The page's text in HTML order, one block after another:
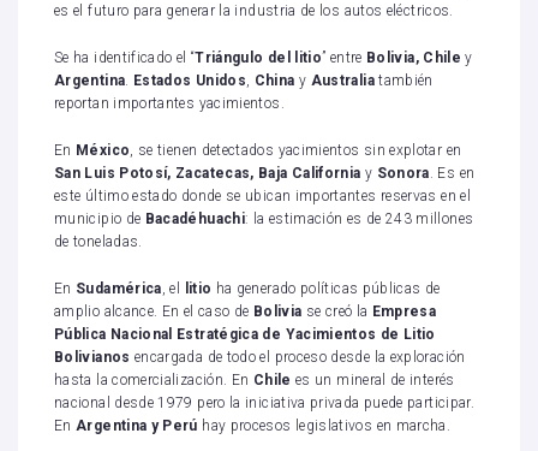
es el futuro para generar la industria de los autos eléctricos.
Se ha identificado el “Triángulo del litio” entre Bolivia, Chile y
Argentina. Estados Unidos, China y Australiatambién
reportan importantes yacimientos.
En México, se tienen detectados yacimientos sin explotar en
San Luis Potosí, Zacatecas, Baja California y Sonora. Es en
este último estado donde se ubican importantes reservas en el
municipio de Bacadéhuachi: la estimación es de 243 millones
de toneladas.
En Sudamérica, el litio ha generado políticas públicas de
amplio alcance. En el caso de Bolivia se creó la Empresa
Pública Nacional Estratégica de Yacimientos de Litio
Bolivianos encargada de todo el proceso desde la exploración
hasta la comercialización. En Chile es un mineral de interés
nacional desde 1979 pero la iniciativa privada puede participar.
EnArgentina y Perú hay procesos legislativos en marcha.